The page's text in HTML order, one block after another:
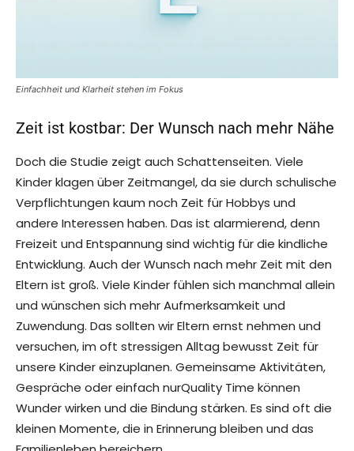
Einfachheit und Klarheit stehen im Fokus
Zeit ist kostbar: Der Wunsch nach mehr Nähe
Doch die Studie zeigt auch Schattenseiten. Viele
Kinder klagen über Zeitmangel, da sie durch schulische
Verpflichtungen kaum noch Zeit für Hobbys und
andere Interessen haben. Das ist alarmierend, denn
Freizeit und Entspannung sind wichtig für die kindliche
Entwicklung. Auch der Wunsch nach mehr Zeit mit den
Eltern ist groß. Viele Kinder fühlen sich manchmal allein
und wünschen sich mehr Aufmerksamkeit und
Zuwendung. Das sollten wir Eltern ernst nehmen und
versuchen, im oft stressigen Alltag bewusst Zeit für
unsere Kinder einzuplanen. Gemeinsame Aktivitäten,
Gespräche oder einfach nurQuality Time können
Wunder wirken und die Bindung stärken. Es sind oft die
kleinen Momente, die in Erinnerung bleiben und das